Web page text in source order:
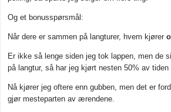
Og et bonusspørsmål:
Når dere er sammen på langturer, hvem kjører
Er ikke så lenge siden jeg tok lappen, men de
på langtur, så har jeg kjørt nesten 50% av tiden
Nå kjører jeg oftere enn gubben, men det er
gjør mesteparten av ærendene.